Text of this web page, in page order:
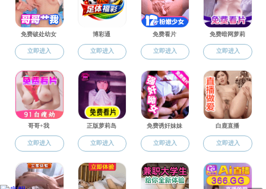
公室（尚德
附件【2024年
地址：浙江省嘉兴市南湖区广穹路899
版权所有 © 2021 成人影院-免费成人影院 学生